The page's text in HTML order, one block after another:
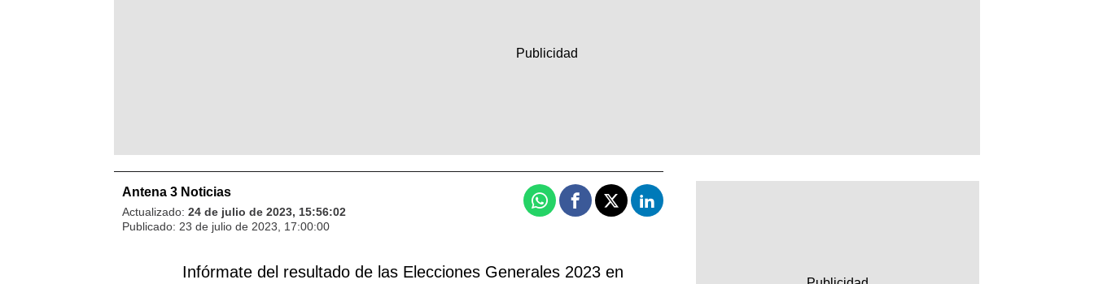
Antena 3 Noticias
Actualizado: 24 de julio de 2023, 15:56:02
Publicado: 23 de julio de 2023, 17:00:00
WhatsappFacebook
X Linkedin
Infórmate del resultado de las Elecciones Generales 2023 en